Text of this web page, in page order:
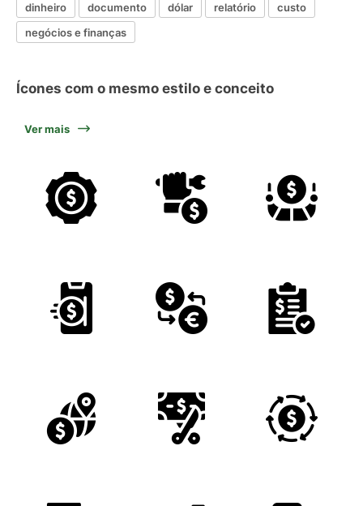
dinheiro documento dólar relatório
custo
negócios e finanças
Ícones com o mesmo estilo e conceito
Ver mais